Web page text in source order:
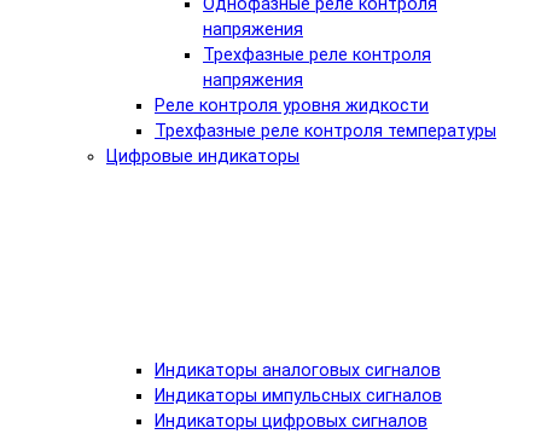
напряжения
Трехфазные реле контроля
напряжения
Реле контроля уровня жидкости
Трехфазные реле контроля температуры
Цифровые индикаторы
Индикаторы аналоговых сигналов
Индикаторы импульсных сигналов
Индикаторы цифровых сигналов